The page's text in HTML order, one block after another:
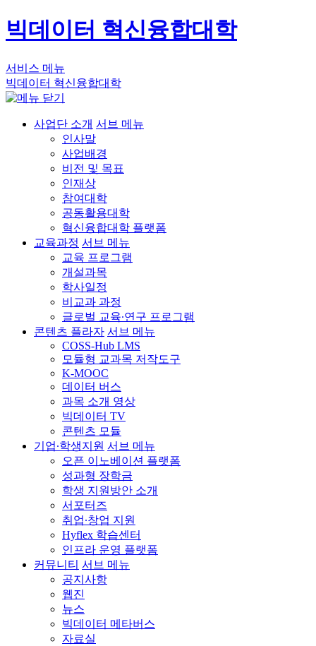
빅데이터 혁신융합대학
서비스 메뉴
빅데이터 혁신융합대학
사업단 소개 서브 메뉴
인사말
사업배경
비전 및 목표
인재상
참여대학
공동활용대학
혁신융합대학 플랫폼
교육과정 서브 메뉴
교육 프로그램
개설과목
학사일정
비교과 과정
글로벌 교육∙연구 프로그램
콘텐츠 플라자 서브 메뉴
COSS-Hub LMS
모듈형 교과목 저작도구
K-MOOC
데이터 버스
과목 소개 영상
빅데이터 TV
콘텐츠 모듈
기업∙학생지원 서브 메뉴
오픈 이노베이션 플랫폼
성과형 장학금
학생 지원방안 소개
서포터즈
취업∙창업 지원
Hyflex 학습센터
인프라 운영 플랫폼
커뮤니티 서브 메뉴
공지사항
웹진
뉴스
빅데이터 메타버스
자료실